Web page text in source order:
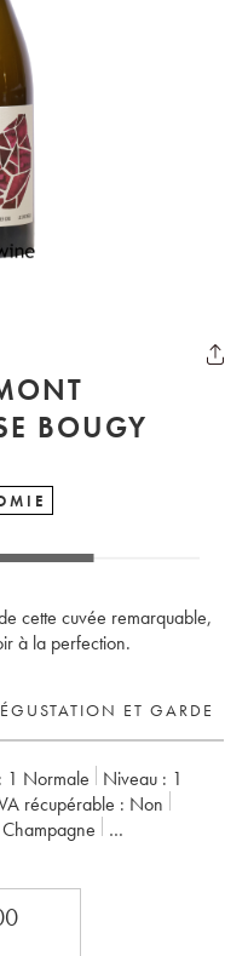
BOUGY
cette cuvée remarquable,
à la perfection.
ET GARDE
1 Normale Niveau : 1
récupérable :
non
Champagne